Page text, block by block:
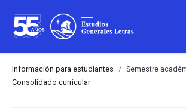
Información para estudiantes / Semestre
Consolidado curricular